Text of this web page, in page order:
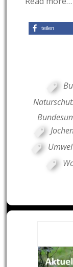
teilen